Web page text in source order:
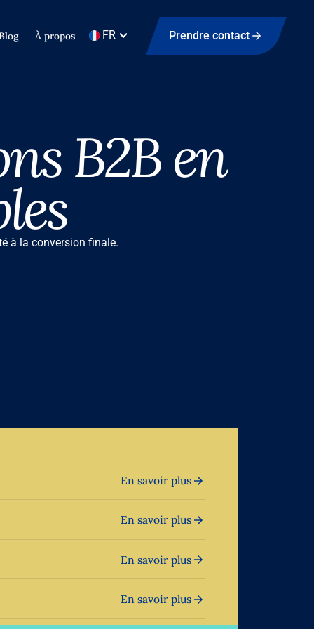
À propos FR Prendre contact
B2B en
à la conversion finale.
En savoir plus
En savoir plus
En savoir plus
En savoir plus